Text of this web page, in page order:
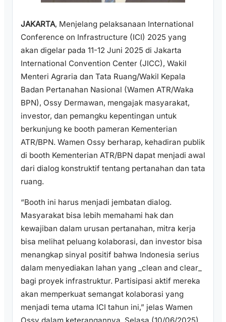
JAKARTA, Menjelang pelaksanaan International
Conference on Infrastructure (ICI) 2025 yang
akan digelar pada 11-12 Juni 2025 di Jakarta
International Convention Center (JICC), Wakil
Menteri Agraria dan Tata Ruang/Wakil Kepala
Badan Pertanahan Nasional (Wamen ATR/Waka
BPN), Ossy Dermawan, mengajak masyarakat,
investor, dan pemangku kepentingan untuk
berkunjung ke booth pameran Kementerian
ATR/BPN. Wamen Ossy berharap, kehadiran publik
di booth Kementerian ATR/BPN dapat menjadi awal
dari dialog konstruktif tentang pertanahan dan tata
ruang.
“Booth ini harus menjadi jembatan dialog.
Masyarakat bisa lebih memahami hak dan
kewajiban dalam urusan pertanahan, mitra kerja
bisa melihat peluang kolaborasi, dan investor bisa
menangkap sinyal positif bahwa Indonesia serius
dalam menyediakan lahan yang _clean and clear_
bagi proyek infrastruktur. Partisipasi aktif mereka
akan memperkuat semangat kolaborasi yang
menjadi tema utama ICI tahun ini,” jelas Wamen